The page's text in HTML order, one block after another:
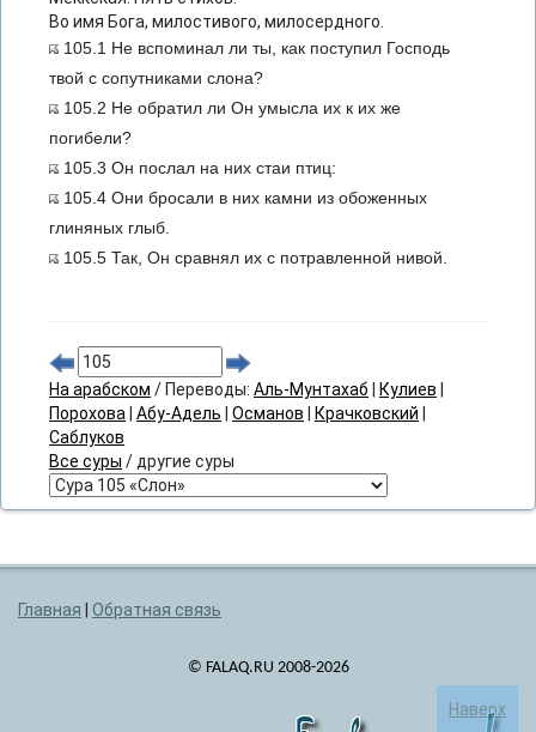
Во имя Бога, милостивого, милосердного.
105.1 Не вспоминал ли ты, как поступил Господь
твой с сопутниками слона?
105.2 Не обратил ли Он умысла их к их же
погибели?
105.3 Он послал на них стаи птиц:
105.4 Они бросали в них камни из обоженных
глиняных глыб.
105.5 Так, Он сравнял их с потравленной нивой.
На арабском / Переводы: Аль-Мунтахаб Кулиев
Порохова
Абу-Адель Османов Крачковский
Саблуков
Все суры / другие суры
Наверх
Главная Обратная связь
© FALAQ.RU 2008-2026